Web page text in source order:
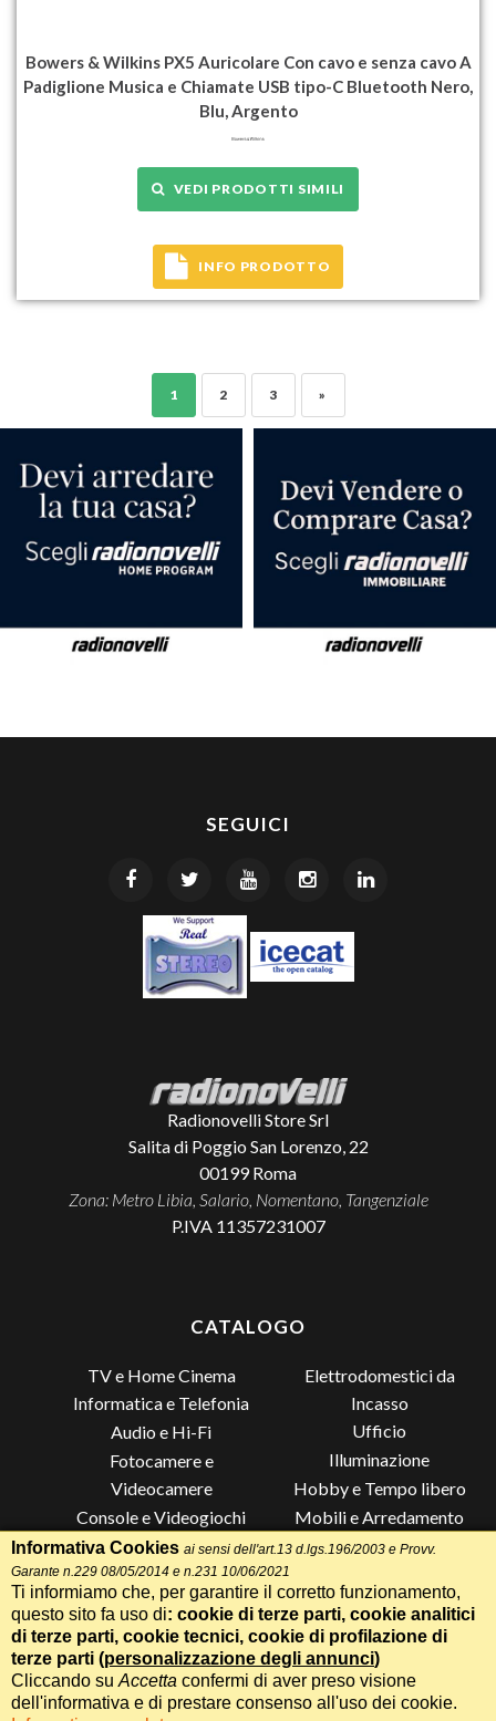
Bowers & Wilkins PX5 Auricolare Con cavo e senza cavo A
Padiglione Musica e Chiamate USB tipo-C Bluetooth Nero,
Blu, Argento
VEDI PRODOTTI SIMILI
INFO PRODOTTO
1 2 3 »
SEGUICI
Radionovelli Store Srl
Salita di Poggio San Lorenzo, 22
00199 Roma
Zona: Metro Libia, Salario, Nomentano, Tangenziale
P.IVA 11357231007
CATALOGO
TV e Home Cinema
Informatica e Telefonia
Audio e Hi-Fi
Fotocamere e
Videocamere
Console e Videogiochi
Piccoli Elettrodomestici
Grandi Elettrodomestici e
Climatizzazione
Elettrodomestici da
Incasso
Ufficio
Illuminazione
Hobby e Tempo libero
Mobili e Arredamento
Lista di Nozze
Termini e Condizioni-Privacy Cookie
Whatsapp Chiama
Speciale 70 Anni Radionovelli T
Informativa Cookies ai sensi dell'art.13 d.lgs.196/2003 e Provv.
Garante n.229 08/05/2014 e n.231 10/06/2021
Ti informiamo che, per garantire il corretto funzionamento,
questo sito fa uso di: cookie di terze parti, cookie analitici
di terze parti, cookie tecnici, cookie di profilazione di
terze parti (personalizzazione degli annunci)
Cliccando su Accetta confermi di aver preso visione
dell'informativa e di prestare consenso all'uso dei cookie.